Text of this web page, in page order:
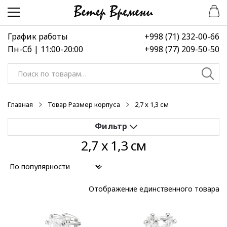
Перейти
навигации
Перейти
содержимому
График работы
Пн-Сб | 11:00-20:00
+998 (71) 232-00-66
+998 (77) 209-50-50
Искать:
Главная Товар Размер корпуса 2,7 х 1,3 см
2,7 х 1,3 см
Отображение единственного товара